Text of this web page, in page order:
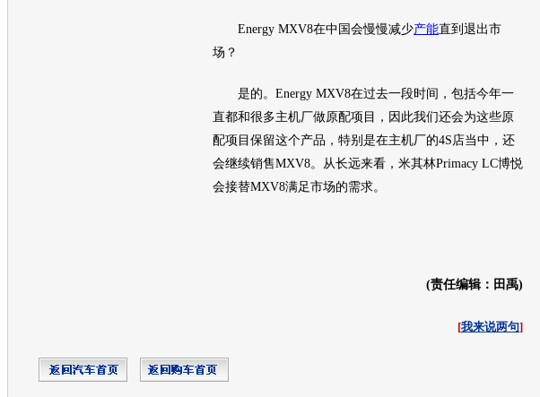
Energy MXV8在中国会慢慢减少产能直到退出市
场？
是的。Energy MXV8在过去一段时间，包括今年一
直都和很多主机厂做原配项目，因此我们还会为这些原
配项目保留这个产品，特别是在主机厂的4S店当中，还
会继续销售MXV8。从长远来看，米其林Primacy LC博悦
会接替MXV8满足市场的需求。
(责任编辑：田禹)
[我来说两句]